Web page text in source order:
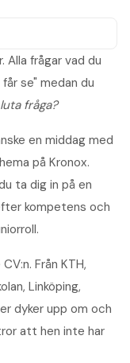
Alla frågar vad du
se" medan du
fråga?
en middag med
på Kronox.
ta dig in på en
kompetens och
Från KTH,
Linköping,
dyker upp om och
att hen inte har